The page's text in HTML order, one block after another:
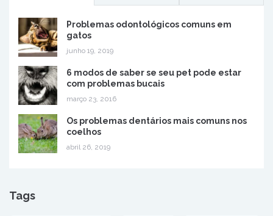
Problemas odontológicos comuns em
gatos
junho 19, 2019
6 modos de saber se seu pet pode estar
com problemas bucais
março 23, 2016
Os problemas dentários mais comuns nos
coelhos
abril 26, 2019
Tags